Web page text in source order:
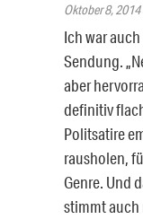
Oktober 8,
Ich war
Sendung.
aber
definitiv
Politsatire
rausholen,
Genre. Und
stimmt auch